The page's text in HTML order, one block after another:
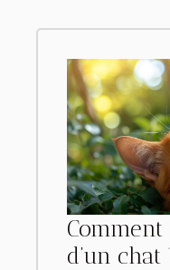
d’un chat